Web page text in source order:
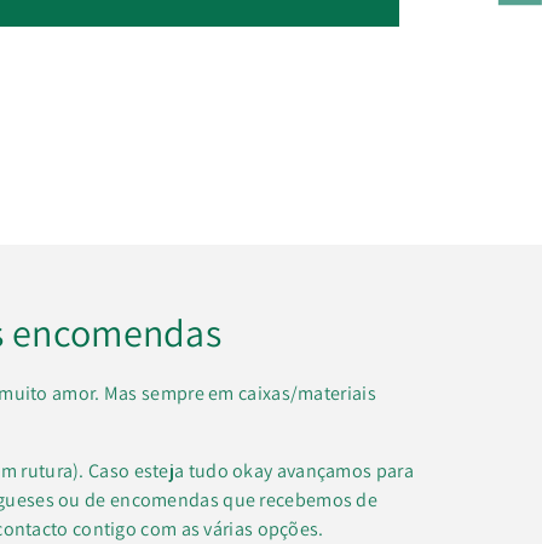
encomendas
amor. Mas sempre em caixas/materiais
rutura). Caso esteja tudo okay avançamos para
ou de encomendas que recebemos de
contigo com as várias opções.